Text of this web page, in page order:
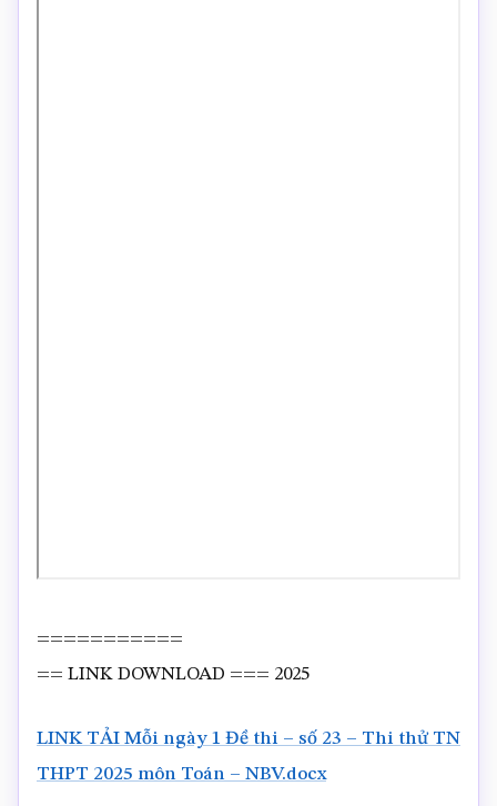
===========
== LINK DOWNLOAD === 2025
LINK TẢI Mỗi ngày 1 Đề thi – số 23 – Thi thử TN
THPT 2025 môn Toán – NBV.docx